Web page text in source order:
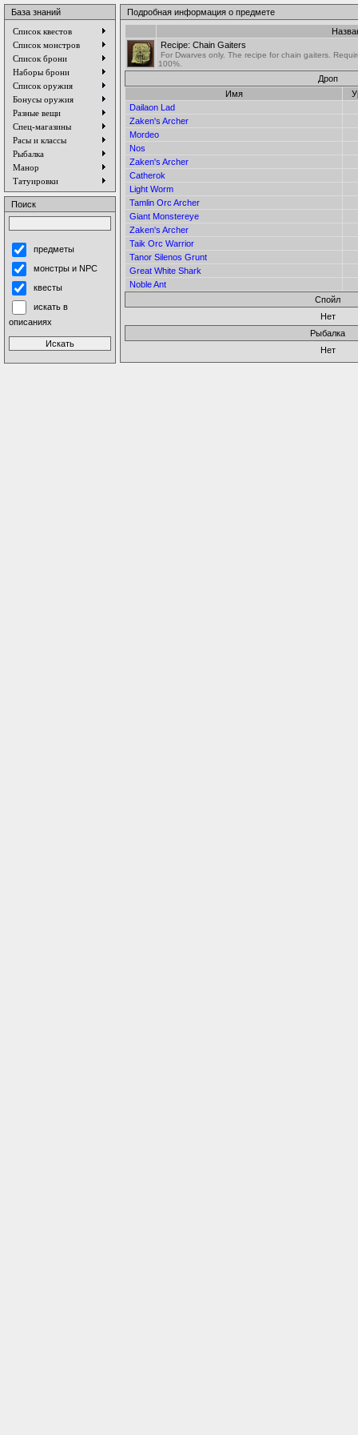
База знаний
Список квестов
Список монстров
Список брони
Наборы брони
Список оружия
Бонусы оружия
Разные вещи
Спец-магазины
Расы и классы
Рыбалка
Манор
Татуировки
Поиск
предметы
монстры и NPC
квесты
искать в
описаниях
Подробная информация о предмете
Recipe: Chain Gaiters
For Dwarves only. The recipe for chain gaiters.
100%.
Дроп
Имя
Dailaon Lad
Zaken's Archer
Mordeo
Nos
Zaken's Archer
Catherok
Light Worm
Tamlin Orc Archer
Giant Monstereye
Zaken's Archer
Taik Orc Warrior
Tanor Silenos Grunt
Great White Shark
Noble Ant
Спойл
Нет
Рыбалка
Нет